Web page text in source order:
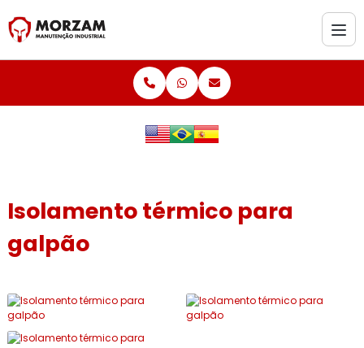
Isolamento térmico para
galpão